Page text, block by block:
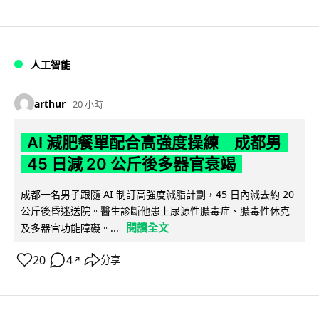
人工智能
arthur 20 小時
AI 減肥餐單配合高強度操練 成都男
45 日減 20 公斤後多器官衰竭
成都一名男子跟隨 AI 制訂高強度減脂計劃，45 日內減去約 20
公斤後昏迷送院。醫生診斷他患上尿源性膿毒症、膿毒性休克
及多器官功能障礙。...
閱讀全文
20 4 ↗ 分享